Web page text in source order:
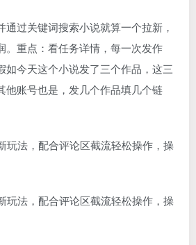
过关键词搜索小说就算一个拉新，
。重点：看任务详情，每一次发作
如今天这个小说发了三个作品，这三
他账号也是，发几个作品填几个链